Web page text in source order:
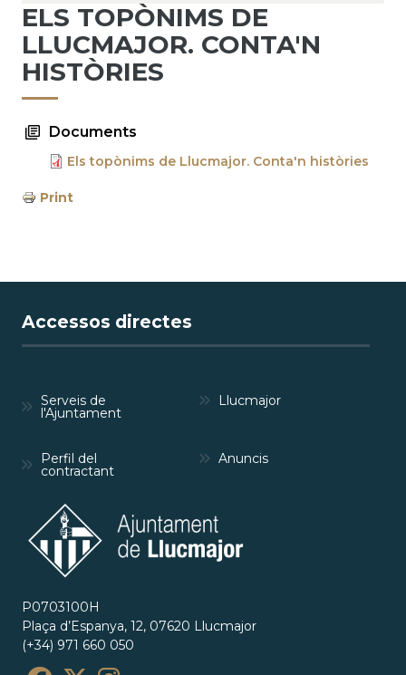
ELS TOPÒNIMS DE
LLUCMAJOR. CONTA'N
HISTÒRIES
Documents
Els topònims de Llucmajor. Conta'n històries
Print
Accessos directes
Serveis de
l'Ajuntament
Llucmajor
Perfil del
contractant
Anuncis
P0703100H
Plaça d’Espanya, 12, 07620 Llucmajor
(+34) 971 660 050